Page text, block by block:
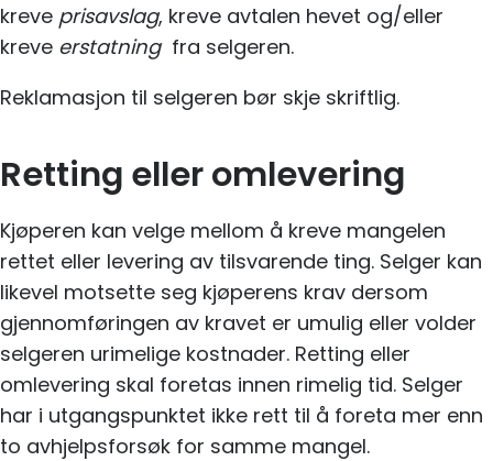
kreve prisavslag, kreve avtalen hevet og/eller
kreve erstatning fra selgeren.
Reklamasjon til selgeren bør skje skriftlig.
Retting eller omlevering
Kjøperen kan velge mellom å kreve mangelen
rettet eller levering av tilsvarende ting. Selger kan
likevel motsette seg kjøperens krav dersom
gjennomføringen av kravet er umulig eller volder
selgeren urimelige kostnader. Retting eller
omlevering skal foretas innen rimelig tid. Selger
har i utgangspunktet ikke rett til å foreta mer enn
to avhjelpsforsøk for samme mangel.